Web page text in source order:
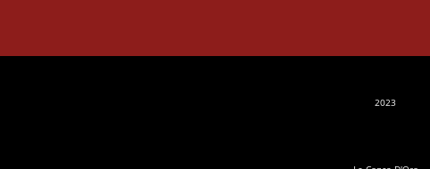
2023